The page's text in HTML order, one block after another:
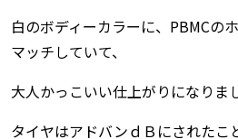
白のボディーカラーに、PBMCの
マッチしていて、
大人かっこいい仕上がりになりま
タイヤはアドバンｄＢにされたこ